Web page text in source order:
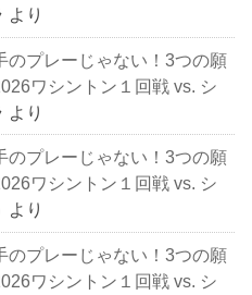
より
のプレーじゃない！3つの願
ワシントン１回戦 vs. シ
より
のプレーじゃない！3つの願
ワシントン１回戦 vs. シ
より
のプレーじゃない！3つの願
ワシントン１回戦 vs. シ